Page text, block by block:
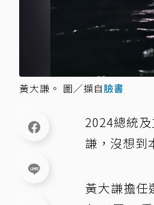
黃大謙。 圖／擷自臉書
2024總統
謙，沒想到
黃大謙擔任